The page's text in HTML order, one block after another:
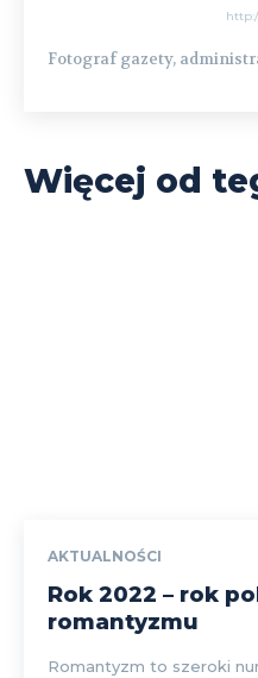
Fotograf gazety,
Więcej od
AKTUALNOŚCI
Rok 2022 – rok
romantyzmu
Romantyzm to szeroki